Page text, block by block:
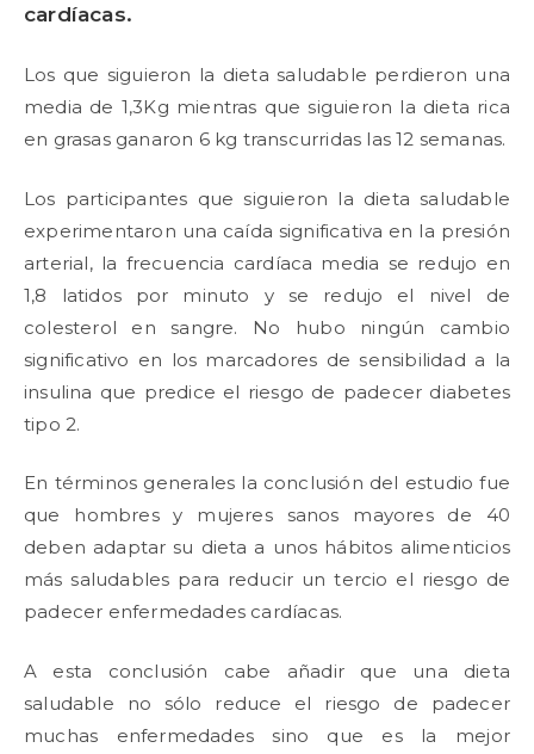
cardíacas.
Los que siguieron la dieta saludable perdieron una
media de 1,3Kg mientras que siguieron la dieta rica
en grasas ganaron 6 kg transcurridas las 12 semanas.
Los participantes que siguieron la dieta saludable
experimentaron una caída significativa en la presión
arterial, la frecuencia cardíaca media se redujo en
1,8 latidos por minuto y se redujo el nivel de
colesterol en sangre. No hubo ningún cambio
significativo en los marcadores de sensibilidad a la
insulina que predice el riesgo de padecer diabetes
tipo 2.
En términos generales la conclusión del estudio fue
que hombres y mujeres sanos mayores de 40
deben adaptar su dieta a unos hábitos alimenticios
más saludables para reducir un tercio el riesgo de
padecer enfermedades cardíacas.
A esta conclusión cabe añadir que una dieta
saludable no sólo reduce el riesgo de padecer
muchas enfermedades sino que es la mejor